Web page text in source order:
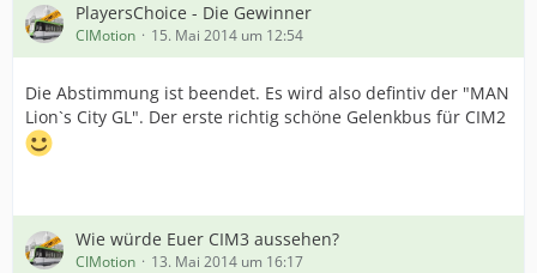
PlayersChoice - Die Gewinner
CIMotion 15. Mai 2014 um 12:54
Die Abstimmung ist beendet. Es wird also defintiv der "MAN
Lion`s City GL". Der erste richtig schöne Gelenkbus für CIM2
Wie würde Euer CIM3 aussehen?
CIMotion 13. Mai 2014 um 16:17